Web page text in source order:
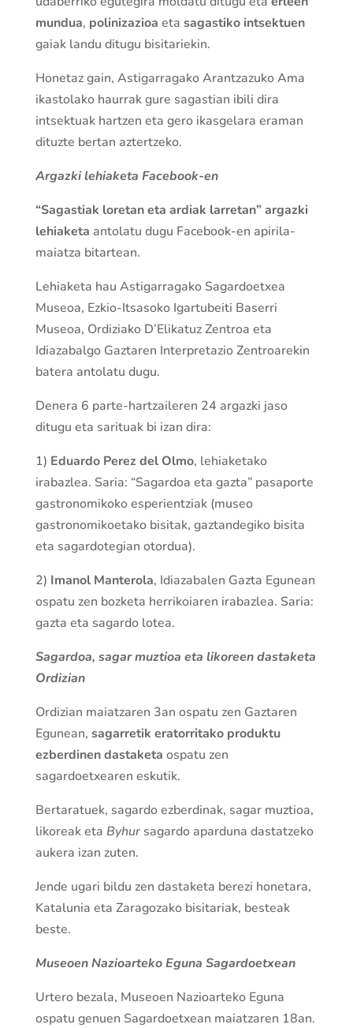
mundua, polinizazioa eta sagastiko intsektuen
gaiak landu ditugu bisitariekin.
Honetaz gain, Astigarragako Arantzazuko Ama
ikastolako haurrak gure sagastian ibili dira
intsektuak hartzen eta gero ikasgelara eraman
dituzte bertan aztertzeko.
Argazki lehiaketa Facebook-en
“Sagastiak loretan eta ardiak larretan” argazki
lehiaketa antolatu dugu Facebook-en apirila-
maiatza bitartean.
Lehiaketa hau Astigarragako Sagardoetxea
Museoa, Ezkio-Itsasoko Igartubeiti Baserri
Museoa, Ordiziako D’Elikatuz Zentroa eta
Idiazabalgo Gaztaren Interpretazio Zentroarekin
batera antolatu dugu.
Denera 6 parte-hartzaileren 24 argazki jaso
ditugu eta sarituak bi izan dira:
1) Eduardo Perez del Olmo, lehiaketako
irabazlea. Saria: “Sagardoa eta gazta” pasaporte
gastronomikoko esperientziak (museo
gastronomikoetako bisitak, gaztandegiko bisita
eta sagardotegian otordua).
2) Imanol Manterola, Idiazabalen Gazta Egunean
ospatu zen bozketa herrikoiaren irabazlea. Saria:
gazta eta sagardo lotea.
Sagardoa, sagar muztioa eta likoreen dastaketa
Ordizian
Ordizian maiatzaren 3an ospatu zen Gaztaren
Egunean, sagarretik eratorritako produktu
ezberdinen dastaketa ospatu zen
sagardoetxearen eskutik.
Bertaratuek, sagardo ezberdinak, sagar muztioa,
likoreak eta Byhursagardo aparduna dastatzeko
aukera izan zuten.
Jende ugari bildu zen dastaketa berezi honetara,
Katalunia eta Zaragozako bisitariak, besteak
beste.
Museoen Nazioarteko Eguna Sagardoetxean
Urtero bezala, Museoen Nazioarteko Eguna
ospatu genuen Sagardoetxean maiatzaren 18an.